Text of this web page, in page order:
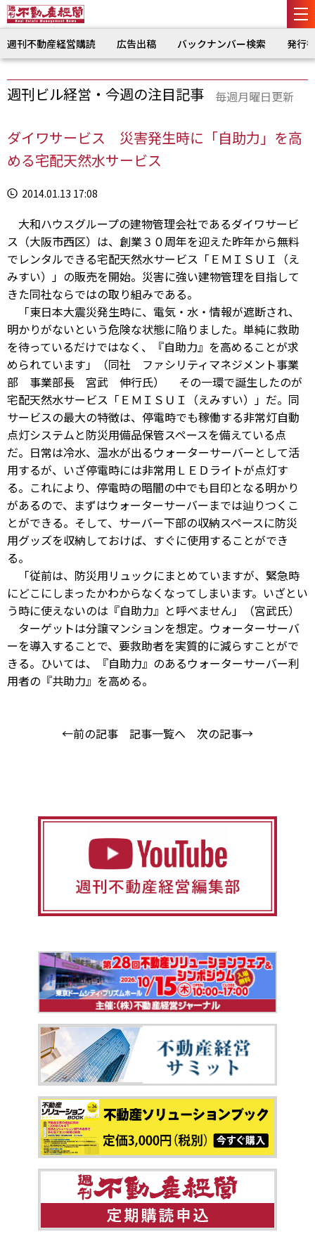
週刊不動産経営購読 広告出稿 バックナンバー検索 発行
週刊ビル経営・今週の注目記事 毎週月曜日更新
ダイワサービス 災害発生時に「自助力」を高
める宅配天然水サービス
2014.01.13 17:08
大和ハウスグループの建物管理会社であるダイワサービ
ス（大阪市西区）は、創業３０周年を迎えた昨年から無料
でレンタルできる宅配天然水サービス「ＥＭＩＳＵＩ（え
みすい）」の販売を開始。災害に強い建物管理を目指して
きた同社ならではの取り組みである。
「東日本大震災発生時に、電気・水・情報が遮断され、
明かりがないという危険な状態に陥りました。単純に救助
を待っているだけではなく、『自助力』を高めることが求
められています」（同社 ファシリティマネジメント事業
部 事業部長 宮武 伸行氏） その一環で誕生したのが
宅配天然水サービス「ＥＭＩＳＵＩ（えみすい）」だ。同
サービスの最大の特徴は、停電時でも稼働する非常灯自動
点灯システムと防災用備品保管スペースを備えている点
だ。日常は冷水、温水が出るウォーターサーバーとして活
用するが、いざ停電時には非常用ＬＥＤライトが点灯す
る。これにより、停電時の暗闇の中でも目印となる明かり
があるので、まずはウォーターサーバーまでは辿りつくこ
とができる。そして、サーバー下部の収納スペースに防災
用グッズを収納しておけば、すぐに使用することができ
る。
「従前は、防災用リュックにまとめていますが、緊急時
にどこにしまったかわからなくなってしまいます。いざとい
う時に使えないのは『自助力』と呼べません」（宮武氏）
ターゲットは分譲マンションを想定。ウォーターサーバ
ーを導入することで、要救助者を実質的に減らすことがで
きる。ひいては、『自助力』のあるウォーターサーバー利
用者の『共助力』を高める。
←前の記事 記事一覧へ 次の記事→